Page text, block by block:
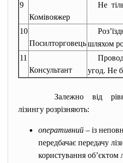
9
Комівояжер
Не
10
Посилторговецьшляхом
11
Консультант
угод. Не
Залежно від
лізингу розрізняють:
оперативний – із
передбачає передачу
користування об’єктом